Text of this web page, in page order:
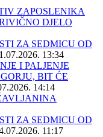
ZAPOSLENIKA
DJELO
ZA SEDMICU OD
13:34
I PALJENJE
BIT ĆE
14:14
ZA SEDMICU OD
11:17